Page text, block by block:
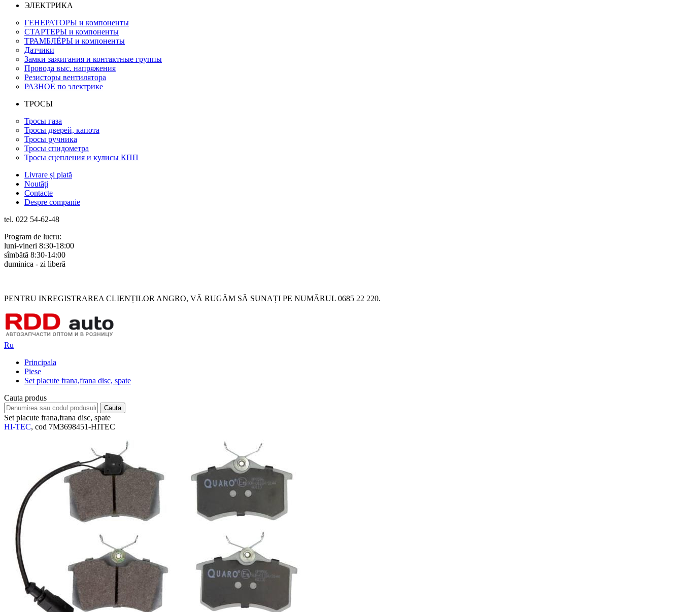
ЭЛЕКТРИКА
ГЕНЕРАТОРЫ и компоненты
СТАРТЕРЫ и компоненты
ТРАМБЛЁРЫ и компоненты
Датчики
Замки зажигания и контактные группы
Провода выс. напряжения
Резисторы вентилятора
РАЗНОЕ по электрике
ТРОСЫ
Тросы газа
Тросы дверей, капота
Тросы ручника
Тросы спидометра
Тросы сцепления и кулисы КПП
Livrare și plată
Noutăți
Contacte
Despre companie
tel. 022 54-62-48
Program de lucru:
luni-vineri 8:30-18:00
sîmbătă 8:30-14:00
duminica - zi liberă
PENTRU INREGISTRAREA CLIENȚILOR ANGRO, VĂ RUGĂM SĂ SUNAȚI PE NUMĂRUL 0685 22 220.
Ru
Principala
Piese
Set placute frana,frana disc, spate
Cauta produs
Set placute frana,frana disc, spate
HI-TEC, cod 7M3698451-HITEC